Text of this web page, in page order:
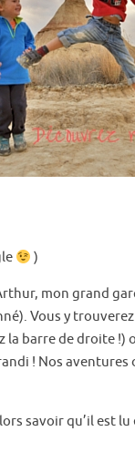
)
mon grand
Vous y
barre de droite
! Nos
savoir qu’il est